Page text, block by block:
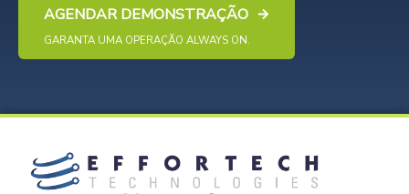
AGENDAR DEMONSTRAÇÃO
GARANTA UMA OPERAÇÃO ALWAYS ON.